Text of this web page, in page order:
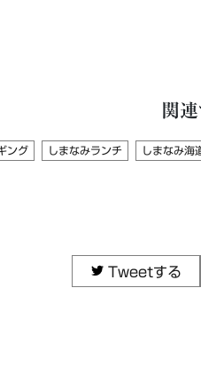
関
ング しまなみランチ しまなみ海
Tweetする